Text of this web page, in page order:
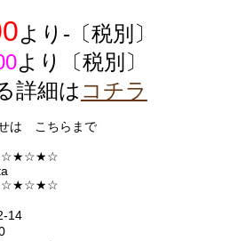
より-〔税別〕
より〔税別〕
詳細は コチラ
は こちらまで
14